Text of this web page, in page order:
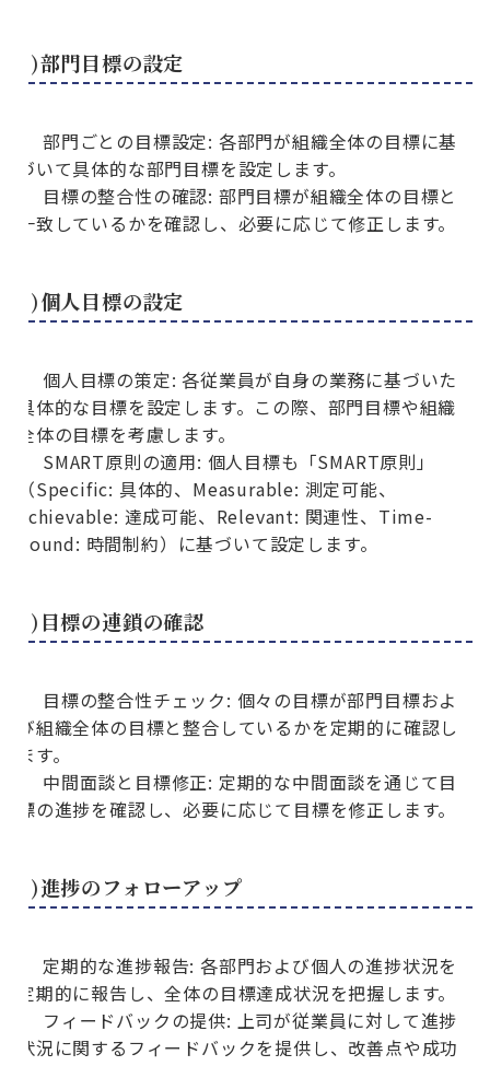
2)部門目標の設定
部門ごとの目標設定: 各部門が組織全体の目標に基
づいて具体的な部門目標を設定します。
目標の整合性の確認: 部門目標が組織全体の目標と
一致しているかを確認し、必要に応じて修正します。
3)個人目標の設定
個人目標の策定: 各従業員が自身の業務に基づいた
具体的な目標を設定します。この際、部門目標や組織
全体の目標を考慮します。
SMART原則の適用: 個人目標も「SMART原則」
（Specific: 具体的、Measurable: 測定可能、
Achievable: 達成可能、Relevant: 関連性、Time-
bound: 時間制約）に基づいて設定します。
4)目標の連鎖の確認
目標の整合性チェック: 個々の目標が部門目標およ
び組織全体の目標と整合しているかを定期的に確認し
ます。
中間面談と目標修正: 定期的な中間面談を通じて目
標の進捗を確認し、必要に応じて目標を修正します。
5)進捗のフォローアップ
定期的な進捗報告: 各部門および個人の進捗状況を
定期的に報告し、全体の目標達成状況を把握します。
フィードバックの提供: 上司が従業員に対して進捗
状況に関するフィードバックを提供し、改善点や成功